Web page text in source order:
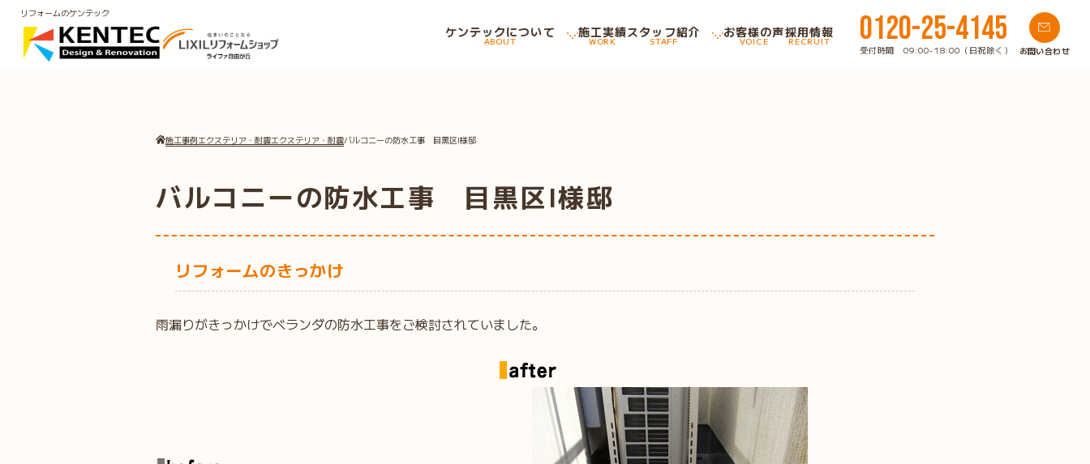
リフォームのケンテック
ケンテックについて
ABOUT
施工実績
WORK
スタッフ紹介
STAFF
お客様の声
VOICE
採用情報
RECRUIT 0120-25-4145
受付時間 09:00-18:00（日祝除く） お問い合わせ
施工事例エクステリア・耐震エクステリア・耐震バルコニーの防水工事 目黒区I様邸
バルコニーの防水工事 目黒区I様邸
リフォームのきっかけ
雨漏りがきっかけでベランダの防水工事をご検討されていました。